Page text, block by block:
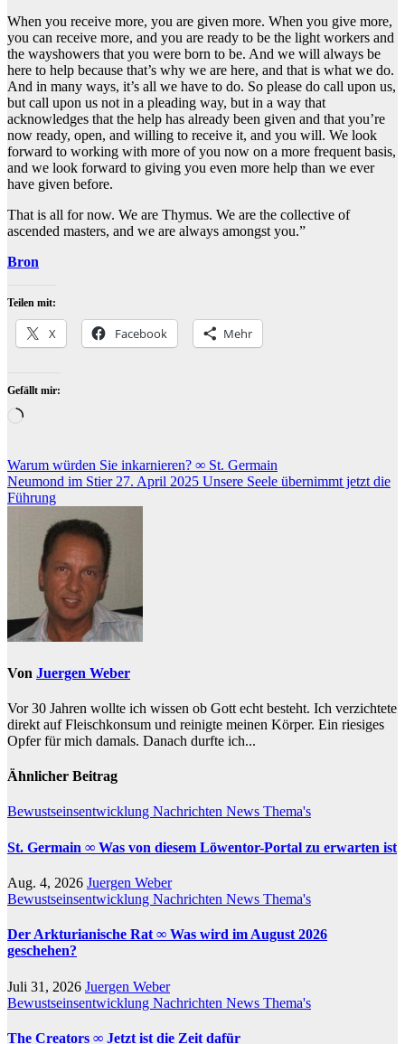
When you receive more, you are given more. When you give more,
you can receive more, and you are ready to be the light workers and
the wayshowers that you were born to be. And we will always be
here to help because that’s why we are here, and that is what we do.
And in many ways, it’s all we have to do. So please do call upon us,
but call upon us not in a pleading way, but in a way that
acknowledges that the help has already been given and that you’re
now ready, open, and willing to receive it, and you will. We look
forward to working with more of you now on a more frequent basis,
and we look forward to giving you even more help than we ever
have given before.
That is all for now. We are Thymus. We are the collective of
ascended masters, and we are always amongst you.”
Bron
Teilen mit:
X Facebook Mehr
Gefällt mir:
Wird
Beitragsnavigation
Warum würden Sie inkarnieren? ∞ St. Germain
Neumond im Stier 27. April 2025 Unsere Seele übernimmt jetzt die
Führung
Von Juergen Weber
Vor 30 Jahren wollte ich wissen ob Gott echt besteht. Ich verzichtete
direkt auf Fleischkonsum und reinigte meinen Körper. Ein riesiges
Opfer für mich damals. Danach durfte ich...
Ähnlicher Beitrag
Bewustseinsentwicklung Nachrichten News Thema's
St. Germain ∞ Was von diesem Löwentor-Portal zu erwarten ist
Aug. 4, 2026 Juergen Weber
Bewustseinsentwicklung Nachrichten News Thema's
Der Arkturianische Rat ∞ Was wird im August 2026
geschehen?
Juli 31, 2026 Juergen Weber
Bewustseinsentwicklung Nachrichten News Thema's
The Creators ∞ Jetzt ist die Zeit dafür